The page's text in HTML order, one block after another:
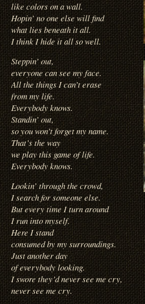
like colors on a wall.
Hopin’ no one else will find
what lies beneath it all.
I think I hide it all so well.
Steppin’ out,
everyone can see my face.
All the things I can’t erase
from my life.
Everybody knows.
Standin’ out,
so you won’t forget my name.
That’s the way
we play this game of life.
Everybody knows.
Lookin’ through the crowd,
I search for someone else.
But every time I turn around
I run into myself.
Here I stand
consumed by my surroundings.
Just another day
of everybody looking.
I swore they’d never see me cry,
never see me cry.